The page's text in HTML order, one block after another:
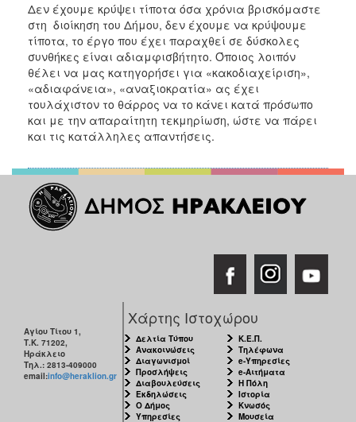
Δεν έχουμε κρύψει τίποτα όσα χρόνια βρισκόμαστε
στη διοίκηση του Δήμου, δεν έχουμε να κρύψουμε
τίποτα, το έργο που έχει παραχθεί σε δύσκολες
συνθήκες είναι αδιαμφισβήτητο. Όποιος λοιπόν
θέλει να μας κατηγορήσει για «κακοδιαχείριση»,
«αδιαφάνεια», «αναξιοκρατία» ας έχει
τουλάχιστον το θάρρος να το κάνει κατά πρόσωπο
και με την απαραίτητη τεκμηρίωση, ώστε να πάρει
και τις κατάλληλες απαντήσεις.
Αγίου Τίτου 1,
Τ.Κ. 71202,
Ηράκλειο
Τηλ.: 2813-409000
email:info@heraklion.gr
Χάρτης Ιστοχώρου
Δελτία Τύπου
Ανακοινώσεις
Διαγωνισμοί
Προσλήψεις
Διαβουλεύσεις
Εκδηλώσεις
Ο Δήμος
Υπηρεσίες
Κ.Ε.Π.
Τηλέφωνα
e-Υπηρεσίες
e-Αιτήματα
Η Πόλη
Ιστορία
Κνωσός
Μουσεία